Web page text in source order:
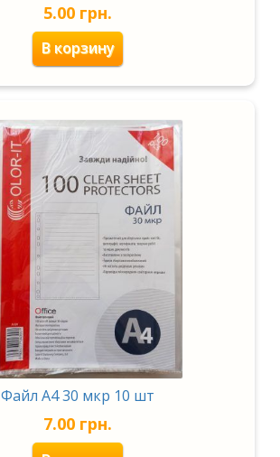
5.00 грн.
В корзину
Файл А4 30 мкр 10 шт
7.00 грн.